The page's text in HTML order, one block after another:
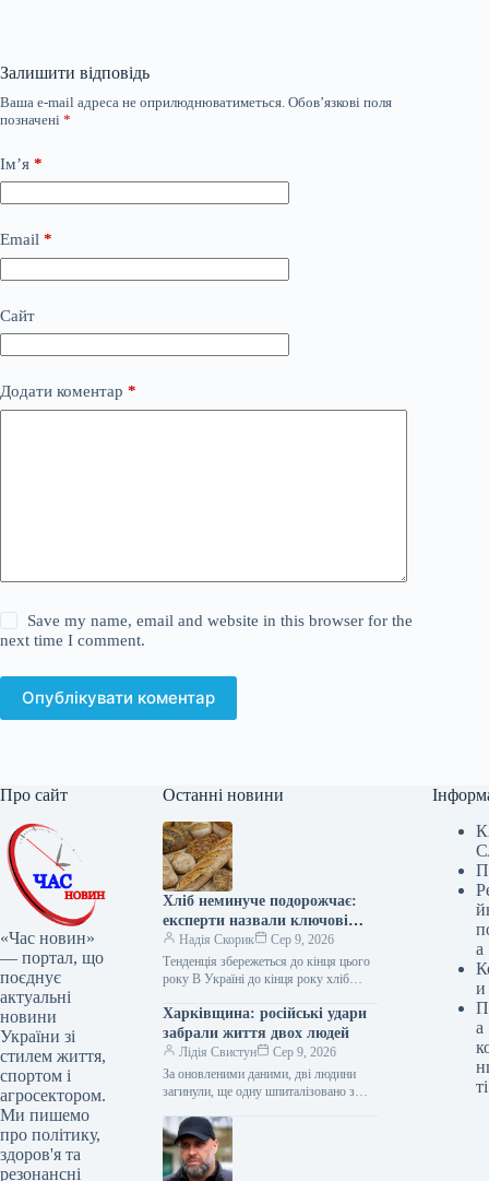
Залишити відповідь
Ваша e-mail адреса не оприлюднюватиметься. Обов’язкові поля
позначені *
Ім’я *
Email *
Сайт
Додати коментар *
Save my name, email and website in this browser for the
next time I comment.
Опублікувати коментар
Про сайт
«Час новин»
— портал, що
поєднує
актуальні
новини
України зі
стилем життя,
спортом і
агросектором.
Ми пишемо
про політику,
здоров'я та
резонансні
Останні новини
Хліб неминуче подорожчає:
експерти назвали ключові
причини
Надія Скорик
Сер 9, 2026
Тенденція збережеться до кінця цього
року В Україні до кінця року хліб
10%. Про це…
Харківщина: російські удари
забрали життя двох людей
Лідія Свистун
Сер 9, 2026
За оновленими даними, дві людини
загинули, ще одну шпиталізовано з
влучання російського БпЛА у житлову
багатоповерхівку в…
а
и
а
ті